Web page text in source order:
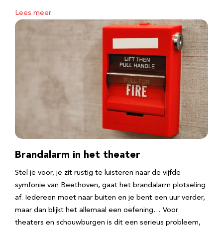
Lees meer
Brandalarm in het theater
Stel je voor, je zit rustig te luisteren naar de vijfde
symfonie van Beethoven, gaat het brandalarm plotseling
af. Iedereen moet naar buiten en je bent een uur verder,
maar dan blijkt het allemaal een oefening… Voor
theaters en schouwburgen is dit een serieus probleem,